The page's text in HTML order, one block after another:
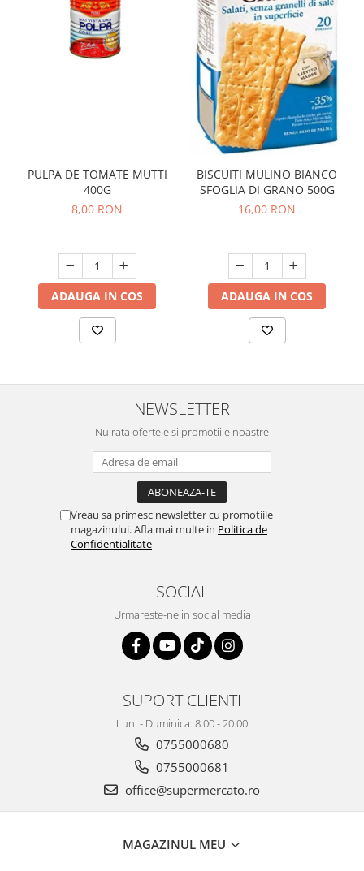
PULPA DE TOMATE MUTTI
400G
8,00 RON
ADAUGA IN COS
BISCUITI MULINO BIANCO
SFOGLIA DI GRANO 500G
16,00 RON
ADAUGA IN COS
NEWSLETTER
Nu rata ofertele si promotiile noastre
Vreau sa primesc newsletter cu promotiile
magazinului. Afla mai multe in Politica de
Confidentialitate
SOCIAL
Urmareste-ne in social media
SUPORT CLIENTI
Luni - Duminica: 8.00 - 20.00
0755000680
0755000681
office@supermercato.ro
MAGAZINUL MEU